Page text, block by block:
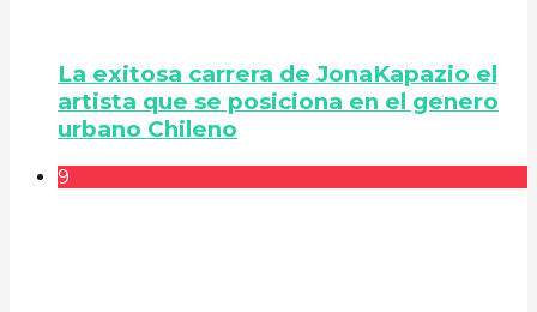
La exitosa carrera de JonaKapazio el
artista que se posiciona en el genero
urbano Chileno
9